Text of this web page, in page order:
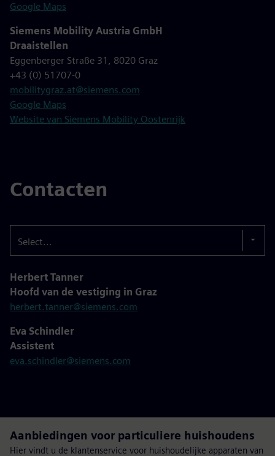
Google Maps
Siemens Mobility Austria GmbH
Draaistellen
Eggenberger Straße 31, 8020 Graz
+43 (0) 51707-0
mobilitygraz.at@siemens.com
Google Maps
Website van Siemens Mobility Oostenrijk
Contacten
Select...
Herbert Tanner
Hoofd van de vestiging in Graz
herbert.tanner@siemens.com
Eva Schindler
Assistent
eva.schindler@siemens.com
Aanbiedingen voor particuliere huishoudens
Hier vindt u de klantenservice voor huishoudelijke apparaten van